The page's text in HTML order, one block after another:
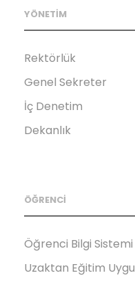
YÖNETİM
Rektörlük
Genel Sekreter
İç Denetim
Dekanlık
ÖĞRENCİ
Öğrenci Bilgi Sistemi
Uzaktan Eğitim